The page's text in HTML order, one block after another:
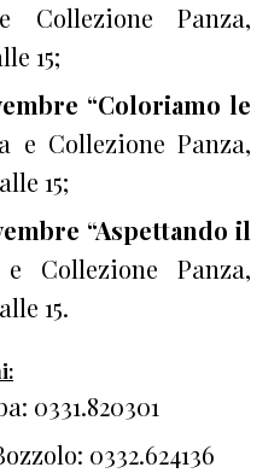
Collezione Panza,
15;
“Coloriamo le
e Collezione Panza,
15;
“Aspettando il
Collezione Panza,
15.
0331.820301
0332.624136